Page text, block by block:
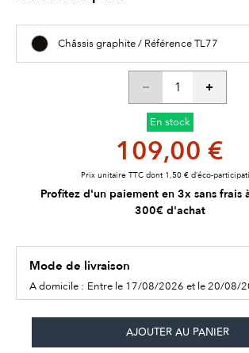
Châssis graphite / Référence TL77
En stock
109,00 €
Prix unitaire TTC dont 1,50 € d’éco-
Profitez d'un paiement en 3x sans frais
300€ d'achat
Mode de livraison
A domicile : Entre le 17/08/2026 et le 20/08/